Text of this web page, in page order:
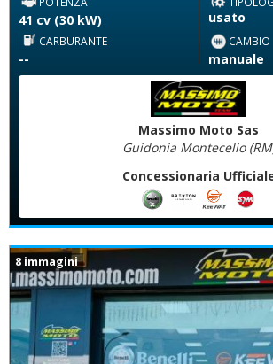
41 cv (30 kW) usato
CARBURANTE
--
CAMBIO
manuale
Massimo Moto Sas
Guidonia Montecelio
Concessionaria
8 immagini